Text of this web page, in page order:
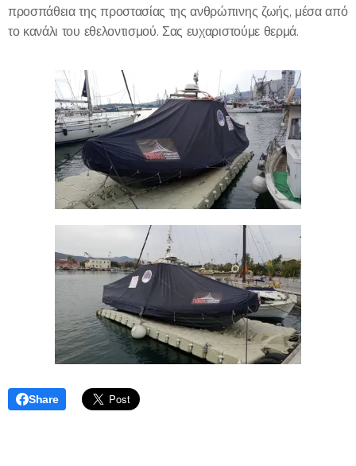
προσπάθεια της προστασίας της ανθρώπινης ζωής, μέσα από
το κανάλι του εθελοντισμού. Σας ευχαριστούμε θερμά.
Share